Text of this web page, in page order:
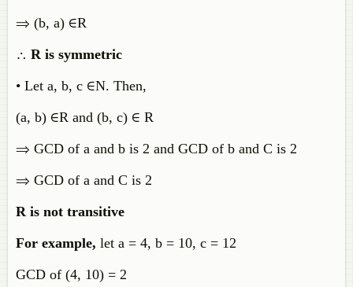
⇒ (b, a) ∈R
∴ R is symmetric
• Let a, b, c ∈N. Then,
(a, b) ∈R and (b, c) ∈ R
⇒ GCD of a and b is 2 and GCD of b and C is 2
⇒ GCD of a and C is 2
R is not transitive
For example, let a = 4, b = 10, c = 12
GCD of (4, 10) = 2